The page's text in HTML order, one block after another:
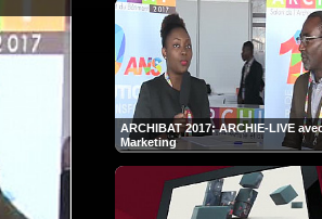
ARCHIBAT 2017: ARCHIE-LIVE
Marketing